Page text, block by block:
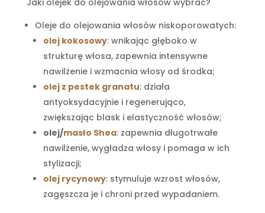
Oleje do olejowania włosów niskoporowatych:
olej kokosowy:wnikając głęboko w
strukturę włosa, zapewnia intensywne
nawilżenie i wzmacnia włosy od środka;
olej z pestek granatu: działa
antyoksydacyjnie i regenerująco,
zwiększając blask i elastyczność włosów;
olej/masło Shea: zapewnia długotrwałe
nawilżenie, wygładza włosy i pomaga w ich
stylizacji;
olej rycynowy: stymuluje wzrost włosów,
zagęszcza je i chroni przed wypadaniem.